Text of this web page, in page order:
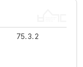
75. 3. 2